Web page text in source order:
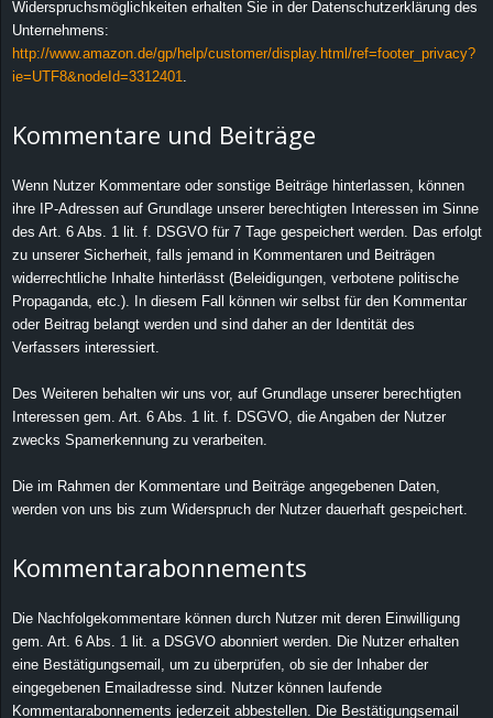
Widerspruchsmöglichkeiten erhalten Sie in der Datenschutzerklärung des
Unternehmens:
http://www.amazon.de/gp/help/customer/display.html/ref=footer_privacy?
ie=UTF8&nodeId=3312401.
Kommentare und Beiträge
Wenn Nutzer Kommentare oder sonstige Beiträge hinterlassen, können
ihre IP-Adressen auf Grundlage unserer berechtigten Interessen im Sinne
des Art. 6 Abs. 1 lit. f. DSGVO für 7 Tage gespeichert werden. Das erfolgt
zu unserer Sicherheit, falls jemand in Kommentaren und Beiträgen
widerrechtliche Inhalte hinterlässt (Beleidigungen, verbotene politische
Propaganda, etc.). In diesem Fall können wir selbst für den Kommentar
oder Beitrag belangt werden und sind daher an der Identität des
Verfassers interessiert.
Des Weiteren behalten wir uns vor, auf Grundlage unserer berechtigten
Interessen gem. Art. 6 Abs. 1 lit. f. DSGVO, die Angaben der Nutzer
zwecks Spamerkennung zu verarbeiten.
Die im Rahmen der Kommentare und Beiträge angegebenen Daten,
werden von uns bis zum Widerspruch der Nutzer dauerhaft gespeichert.
Kommentarabonnements
Die Nachfolgekommentare können durch Nutzer mit deren Einwilligung
gem. Art. 6 Abs. 1 lit. a DSGVO abonniert werden. Die Nutzer erhalten
eine Bestätigungsemail, um zu überprüfen, ob sie der Inhaber der
eingegebenen Emailadresse sind. Nutzer können laufende
Kommentarabonnements jederzeit abbestellen. Die Bestätigungsemail